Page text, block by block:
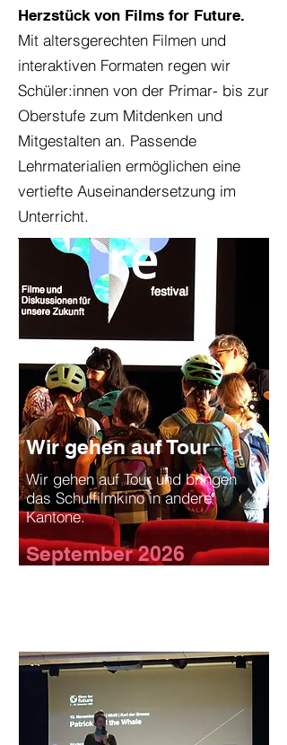
Herzstück von Films for Future.
Mit altersgerechten Filmen und
interaktiven Formaten regen wir
Schüler:innen von der Primar- bis zur
Oberstufe zum Mitdenken und
Mitgestalten an. Passende
Lehrmaterialien ermöglichen eine
vertiefte Auseinandersetzung im
Unterricht.
Wir gehen auf Tour
Wir gehen auf Tour und bringen
das Schulfilmkino in andere
Kantone.
September 2026